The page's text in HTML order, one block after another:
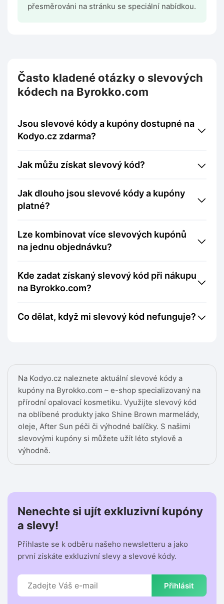
Na Kodyo.cz naleznete aktuální slevové kódy a
kupóny na Byrokko.com – e-shop specializovaný na
přírodní opalovací kosmetiku. Využijte slevový kód
na oblíbené produkty jako Shine Brown marmelády,
oleje, After Sun péči či výhodné balíčky. S našimi
slevovými kupóny si můžete užít léto stylově a
výhodně.
přesměrováni na stránku se speciální nabídkou.
Často kladené otázky o slevových
kódech na Byrokko.com
Jsou slevové kódy a kupóny dostupné na
Kodyo.cz zdarma?
Jak můžu získat slevový kód?
Jak dlouho jsou slevové kódy a kupóny
platné?
Lze kombinovat více slevových kupónů
na jednu objednávku?
Kde zadat získaný slevový kód při nákupu
na Byrokko.com?
Co dělat, když mi slevový kód nefunguje?
Nenechte si ujít exkluzivní kupóny
a slevy!
Přihlaste se k odběru našeho newsletteru a jako
první získáte exkluzivní slevy a slevové kódy.
Přihlásit